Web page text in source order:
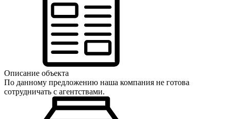
Описание объекта
По данному предложению наша компания не готова
сотрудничать с агентствами.